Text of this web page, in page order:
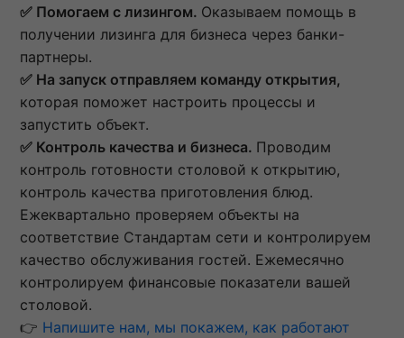
✅ Помогаем с лизингом. Оказываем помощь в
получении лизинга для бизнеса через банки-
партнеры.
✅ На запуск отправляем команду открытия,
которая поможет настроить процессы и
запустить объект.
✅ Контроль качества и бизнеса. Проводим
контроль готовности столовой к открытию,
контроль качества приготовления блюд.
Ежеквартально проверяем объекты на
соответствие Стандартам сети и контролируем
качество обслуживания гостей. Ежемесячно
контролируем финансовые показатели вашей
столовой.
👉 Напишите нам, мы покажем, как работают